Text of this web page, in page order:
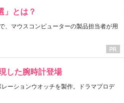
」とは？
、マウスコンピューターの製品担当者が用
した腕時計登場
ーションウオッチを製作。ドラマプロデ